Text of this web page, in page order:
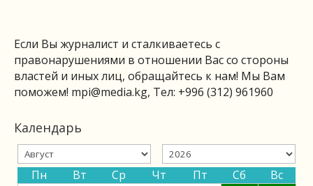
Если Вы журналист и сталкиваетесь с
правонарушениями в отношении Вас со стороны
властей и иных лиц, обращайтесь к нам! Мы Вам
поможем! mpi@media.kg, Тел: +996 (312) 961960
Календарь
Пн Вт Ср Чт Пт Сб
Вс